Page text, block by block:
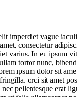
imperdiet vague
consectetur
varius. In eu ipsum
tortor nunc,
ipsum dolor sit
orci sit amet
pellentesque erat